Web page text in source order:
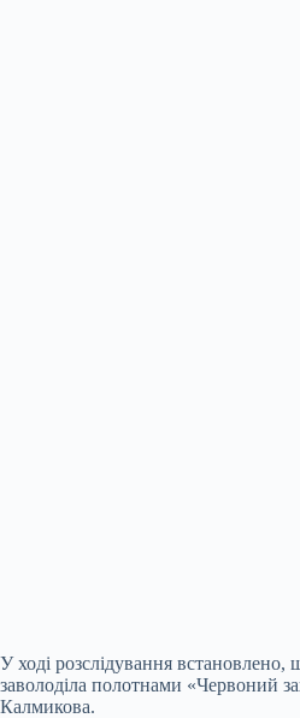
У ході розслідування
заволоділа полотнами «Червоний
Калмикова.